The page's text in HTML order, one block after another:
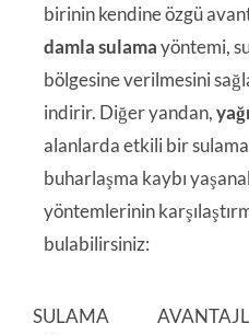
birinin kendine özgü
damla sulamayöntemi,
bölgesine verilmesini
indirir. Diğer yandan,
alanlarda etkili bir
buharlaşma kaybı
yöntemlerinin
bulabilirsiniz:
SULAMA